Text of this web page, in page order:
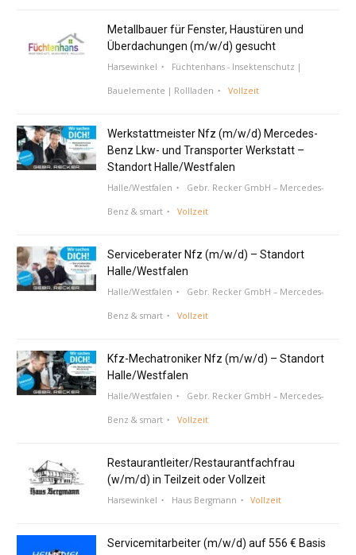
Metallbauer für Fenster, Haustüren und
Überdachungen (m/w/d) gesucht
Harsewinkel Füchtenhans - Insektenschutz |
Bauelemente | Rollladen Vollzeit
Werkstattmeister Nfz (m/w/d) Mercedes-
Benz Lkw- und Transporter Werkstatt –
Standort Halle/Westfalen
Halle/Westfalen Gebr. Recker GmbH – Mercedes-
Benz & smart Vollzeit
Serviceberater Nfz (m/w/d) – Standort
Halle/Westfalen
Halle/Westfalen Gebr. Recker GmbH – Mercedes-
Benz & smart Vollzeit
Kfz-Mechatroniker Nfz (m/w/d) – Standort
Halle/Westfalen
Halle/Westfalen Gebr. Recker GmbH – Mercedes-
Benz & smart Vollzeit
Restaurantleiter/Restaurantfachfrau
(w/m/d) in Teilzeit oder Vollzeit
Harsewinkel Haus Bergmann Vollzeit
Servicemitarbeiter (m/w/d) auf 556 € Basis